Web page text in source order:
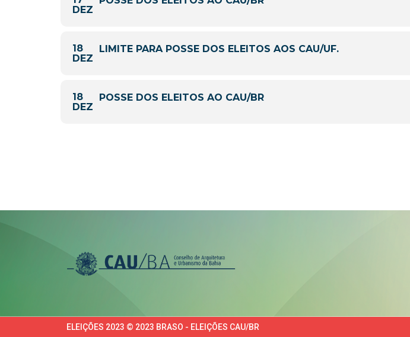
DEZ
18
DEZ
LIMITE PARA POSSE DOS ELEITOS AOS CAU/UF.
18
DEZ
POSSE DOS ELEITOS AO CAU/BR
ELEIÇÕES 2023 © 2023 BRASO - ELEIÇÕES CAU/BR